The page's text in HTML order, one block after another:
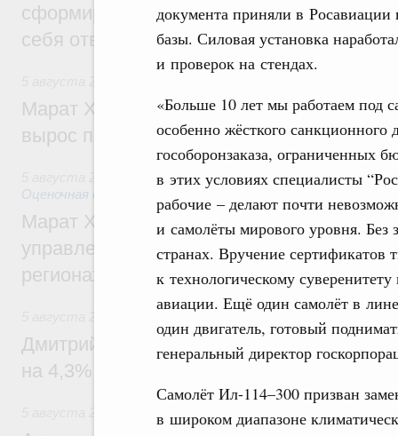
документа приняли в
базы. Силовая установка
и проверок на стендах.
«Больше 10 лет мы работаем под
особенно жёсткого
гособоронзаказа, ограниченных
в этих условиях специалисты
рабочие – делают почти
и самолёты мирового уровня. Без
странах. Вручение
к технологическому
авиации. Ещё один самолёт в
один двигатель, готовый
генеральный директор
Самолёт Ил-114–300 призван
в широком диапазоне
сформировал целое сообщество людей,
себя ответственность за будущее
Марат Хуснуллин: Ввод нежилых зданий
вырос почти на треть
Земельные отношения. Кадастровая
Оценочная деятельность
Марат Хуснуллин: По решению
управление «ДОМ.РФ» перейдёт более
регионах
Внутренний и въездной туризм
Дмитрий Чернышенко: Внутренний
на 4,3%, въездной – на 20,1%